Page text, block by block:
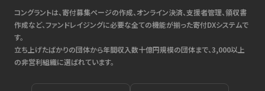
コングラントは、寄付募集ページの作成、オンライン決済、支援者管理、領収書
作成など、ファンドレイジングに必要な全ての機能が揃った寄付DXシステムで
す。
立ち上げたばかりの団体から年間収入数十億円規模の団体まで、3,000以上
の非営利組織に選ばれています。